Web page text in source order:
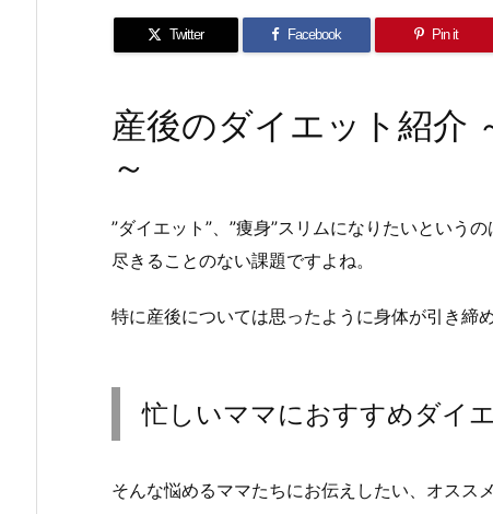
Twitter Facebook Pin it
産後のダイエット紹介
～
”ダイエット”、”痩身”スリムになりたいという
尽きることのない課題ですよね。
特に産後については思ったように身体が引き締
忙しいママにおすすめダイ
そんな悩めるママたちにお伝えしたい、オスス